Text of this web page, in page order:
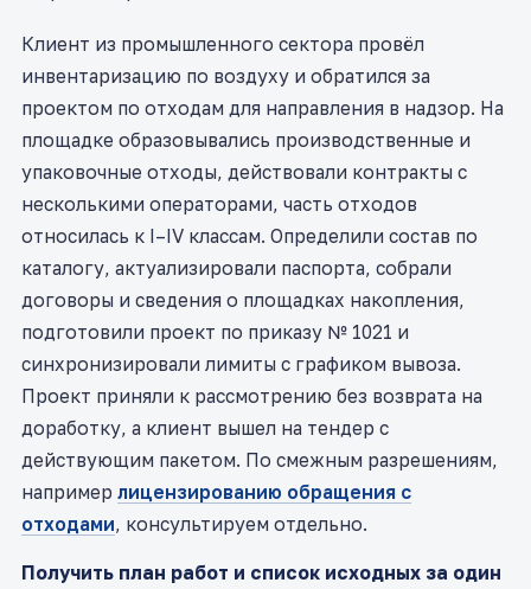
Клиент из промышленного сектора провёл
инвентаризацию по воздуху и обратился за
проектом по отходам для направления в надзор. На
площадке образовывались производственные и
упаковочные отходы, действовали контракты с
несколькими операторами, часть отходов
относилась к I–IV классам. Определили состав по
каталогу, актуализировали паспорта, собрали
договоры и сведения о площадках накопления,
подготовили проект по приказу № 1021 и
синхронизировали лимиты с графиком вывоза.
Проект приняли к рассмотрению без возврата на
доработку, а клиент вышел на тендер с
действующим пакетом. По смежным разрешениям,
например лицензированию обращения с
отходами, консультируем отдельно.
Получить план работ и список исходных за один